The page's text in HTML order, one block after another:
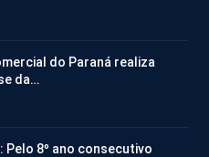
do Paraná realiza
da…
Pelo 8º ano consecutivo